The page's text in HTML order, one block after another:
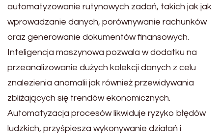
automatyzowanie rutynowych zadań, takich jak jak
wprowadzanie danych, porównywanie rachunków
oraz generowanie dokumentów finansowych.
Inteligencja maszynowa pozwala w dodatku na
przeanalizowanie dużych kolekcji danych z celu
znalezienia anomalii jak również przewidywania
zbliżających się trendów ekonomicznych.
Automatyzacja procesów likwiduje ryzyko błędów
ludzkich, przyśpiesza wykonywanie działań i